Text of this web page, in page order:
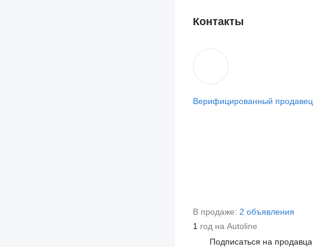
Контакты
Верифицированный продавец
В продаже: 2 объявления
1 год на Autoline
Подписаться на продавца